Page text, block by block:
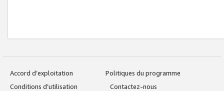
Accord d’exploitation
Politiques du programme
Conditions d’utilisation
Contactez-nous